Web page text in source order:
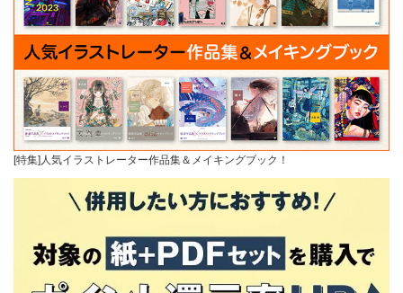
[特集]人気イラストレーター作品集＆メイキングブック！